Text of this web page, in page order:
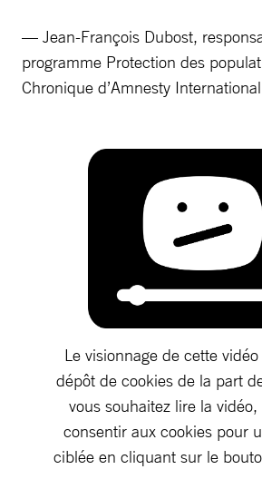
— Jean-François Dubost,
programme Protection des
Chronique d’Amnesty
Le visionnage de cette
dépôt de cookies de la part
vous souhaitez lire la vidéo,
consentir aux cookies pour
ciblée en cliquant sur le